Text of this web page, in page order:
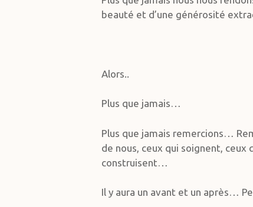
beauté et d’une générosité
Alors..
Plus que jamais…
Plus que jamais remercions…
de nous, ceux qui soignent,
construisent…
Il y aura un avant et un après…